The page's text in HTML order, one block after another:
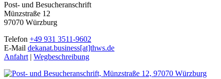
Post- und Besucheranschrift
Münzstraße 12
97070 Würzburg
Telefon +49 931 3511-9602
E-Mail dekanat.business[at]thws.de
Anfahrt | Wegbeschreibung